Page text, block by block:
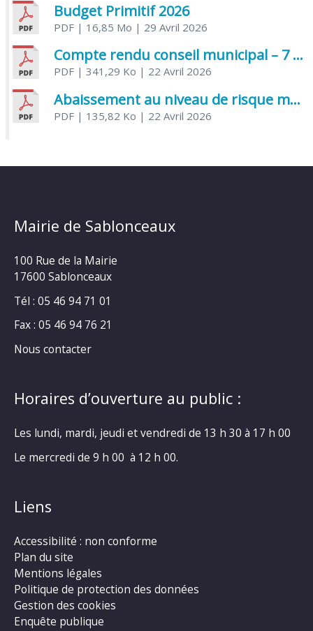
Budget Primitif 2026
PDF| 16,85 Mo | 29 Avril 2026
Compte rendu conseil municipal – 7 avril 2026
PDF| 341,29 Ko | 22 Avril 2026
Abaissement au niveau de risque modéré de l’Influenza aviaire
PDF| 135,82 Ko | 22 Avril 2026
Mairie de Sablonceaux
100 Rue de la Mairie
17600 Sablonceaux
Tél : 05 46 94 71 01
Fax : 05 46 94 76 21
Nous contacter
Horaires d’ouverture au public :
Les lundi, mardi, jeudi et vendredi de 13 h 30 à 17 h 00
Le mercredi de 9 h 00 à 12 h 00.
Liens
Accessibilité : non conforme
Plan du site
Mentions légales
Politique de protection des données
Gestion des cookies
Enquête publique